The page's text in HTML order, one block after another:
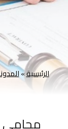
الرئيسية»
محامي